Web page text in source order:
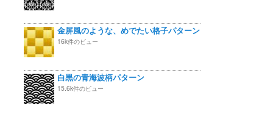
金屏風のような、めでたい格子パターン
16k件のビュー
白黒の青海波柄パターン
15.6k件のビュー